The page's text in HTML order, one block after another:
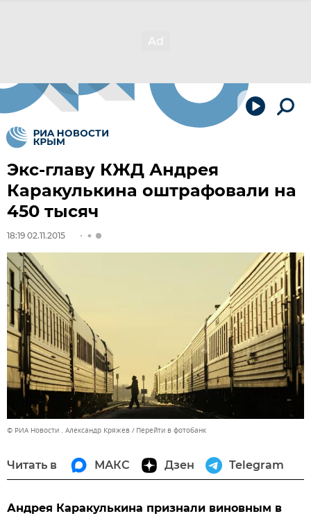
Экс-главу КЖД Андрея
Каракулькина оштрафовали на
450 тысяч
18:19 02.11.2015
© РИА Новости . Александр Кряжев Перейти в фотобанк
Читать в МАКС Дзен Telegram
Андрея Каракулькина признали виновным в